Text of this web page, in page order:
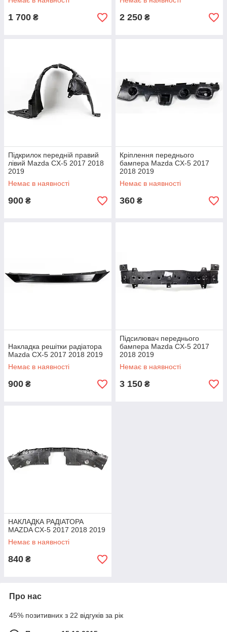
1 700 ₴ 2 250 ₴
Підкрилок передній правий
лівий Mazda CX-5 2017 2018
2019
Немає в наявності
900 ₴
Кріплення переднього
бампера Mazda CX-5 2017
2018 2019
Немає в наявності
360 ₴
Накладка решітки радіатора
Mazda CX-5 2017 2018 2019
Немає в наявності
900 ₴
Підсилювач переднього
бампера Mazda CX-5 2017
2018 2019
Немає в наявності
3 150 ₴
НАКЛАДКА РАДІАТОРА
MAZDA CX-5 2017 2018 2019
Немає в наявності
840 ₴
Про нас
45% позитивних з 22 відгуків за рік